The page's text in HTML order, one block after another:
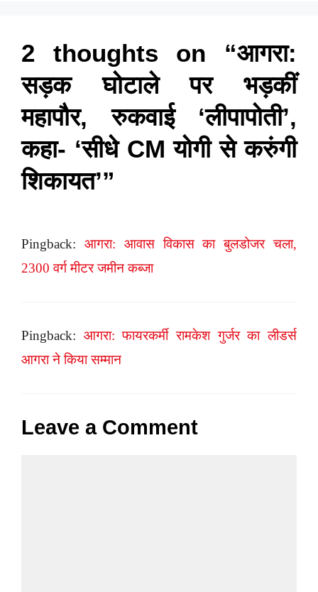
2 thoughts on “आगरा:
सड़क घोटाले पर भड़कीं
महापौर, रुकवाई ‘लीपापोती’,
कहा- ‘सीधे CM योगी से करुंगी
शिकायत’”
Pingback: आगरा: आवास विकास का बुलडोजर चला,
2300 वर्ग मीटर जमीन कब्जा
Pingback: आगरा: फायरकर्मी रामकेश गुर्जर का लीडर्स
आगरा ने किया सम्मान
Leave a Comment